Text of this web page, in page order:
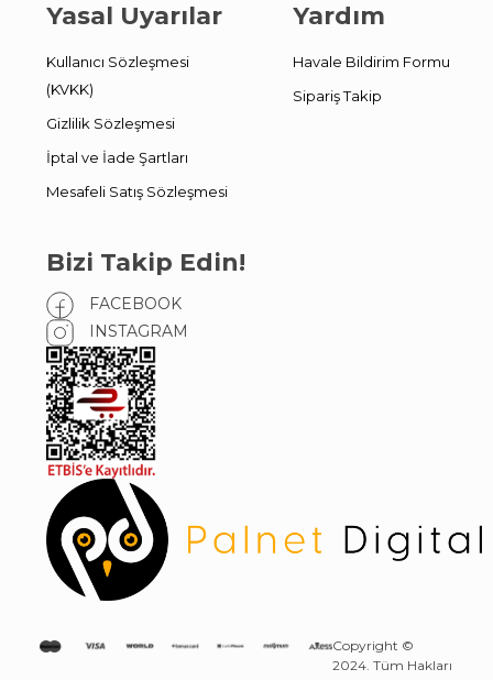
Yasal Uyarılar
Kullanıcı Sözleşmesi
(KVKK)
Gizlilik Sözleşmesi
İptal ve İade Şartları
Mesafeli Satış Sözleşmesi
Yardım
Havale Bildirim Formu
Sipariş Takip
Bizi Takip Edin!
FACEBOOK
INSTAGRAM
Copyright ©
2024. Tüm Hakları